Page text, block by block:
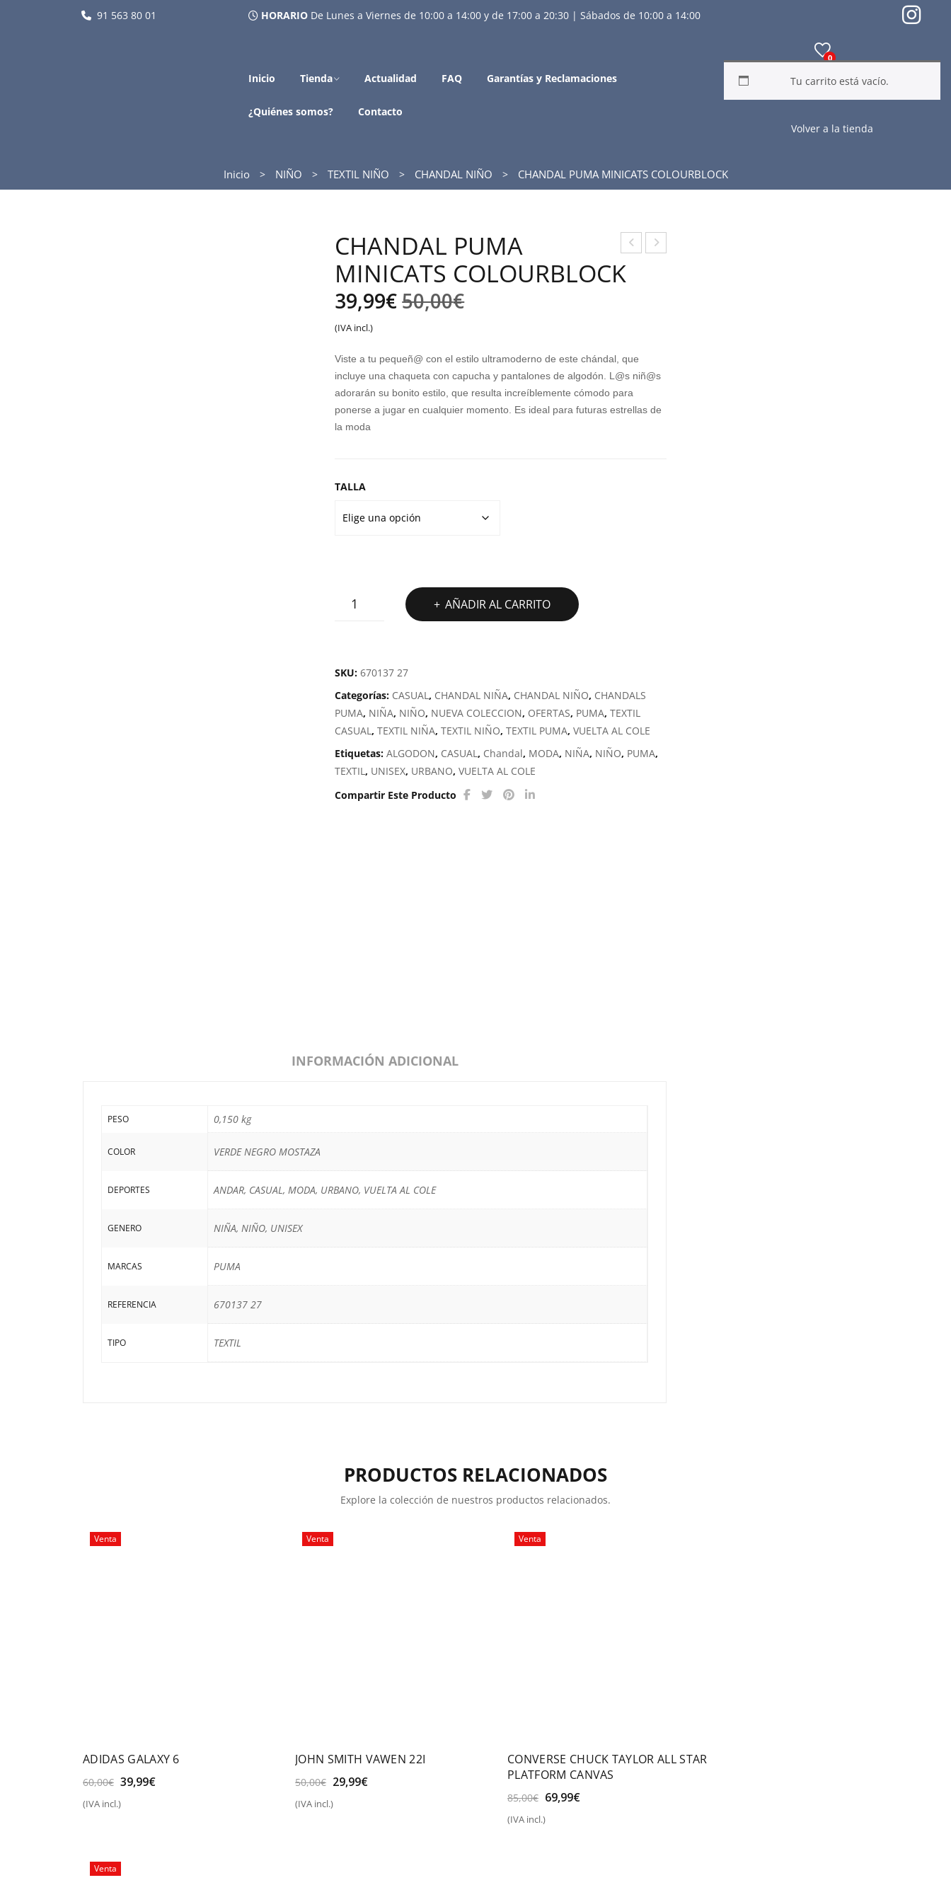
91 563 80 01 HORARIO De Lunes a Viernes de 10:00 a 14:00 y de 17:00 a 20:30 | Sábados de 10:00 a 14:00
Inicio Tienda Actualidad FAQ Garantías y Reclamaciones
¿Quiénes somos? Contacto
0
Tu carrito está vacío.
Volver a la tienda
Inicio NIÑO TEXTIL NIÑO CHANDAL NIÑO CHANDAL PUMA MINICATS COLOURBLOCK
AMI
SET
A
ADI ICA
CHANDAL PUMA
MINICATS COLOURBLOCK
50,00€El
original
era:
50,00€.
39,99€
El
actual
es:
39,99€.
(IVA incl.)
Viste a tu pequeñ@ con el estilo ultramoderno de este chándal, que
incluye una chaqueta con capucha y pantalones de algodón. L@s niñ@s
adorarán su bonito estilo, que resulta increíblemente cómodo para
ponerse a jugar en cualquier momento. Es ideal para futuras estrellas de
la moda
TALLA
CHANDAL
cantidad
AÑADIR AL CARRITO
SKU:670137 27
Categorías: CASUAL, CHANDAL NIÑA, CHANDAL NIÑO, CHANDALS
PUMA, NIÑA, NIÑO, NUEVA COLECCION, OFERTAS, PUMA,TEXTIL
CASUAL,TEXTIL NIÑA,TEXTIL NIÑO,TEXTIL PUMA,VUELTA AL COLE
Etiquetas:ALGODON, CASUAL, Chandal, MODA, NIÑA, NIÑO, PUMA,
TEXTIL, UNISEX, URBANO,VUELTA AL COLE
Compartir Este Producto
INFORMACIÓN ADICIONAL
PESO 0,150 kg
COLOR VERDE NEGRO MOSTAZA
DEPORTES ANDAR, CASUAL, MODA, URBANO, VUELTA AL COLE
GENERO NIÑA, NIÑO, UNISEX
MARCAS PUMA
REFERENCIA 670137 27
TIPO TEXTIL
PRODUCTOS RELACIONADOS
Explore la colección de nuestros productos relacionados.
Venta
ADIDAS GALAXY 6
60,00€ El
original
39,99€El
(IVA incl.)Seleccionar opciones
Venta
JOHN SMITH VAWEN 22I
50,00€ El
original
29,99€El
(IVA incl.)Seleccionar opciones
Venta
CONVERSE CHUCK TAYLOR ALL STAR
PLATFORM CANVAS
85,00€ El
original
69,99€El
(IVA incl.)Seleccionar opciones
Venta